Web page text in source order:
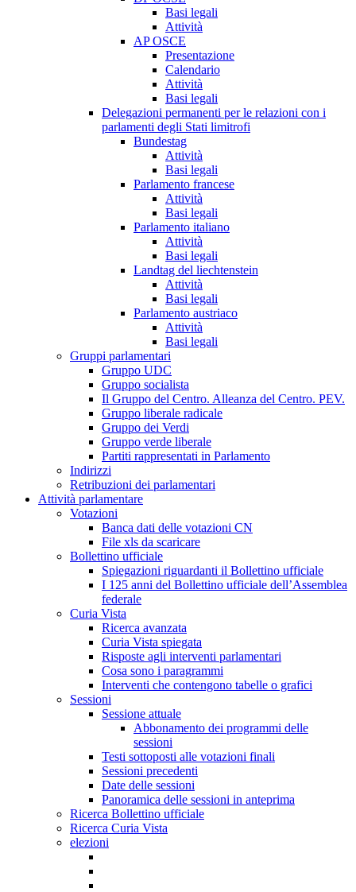
Basi legali
Attività
AP OSCE
Presentazione
Calendario
Attività
Basi legali
Delegazioni permanenti per le relazioni con i
parlamenti degli Stati limitrofi
Bundestag
Attività
Basi legali
Parlamento francese
Attività
Basi legali
Parlamento italiano
Attività
Basi legali
Landtag del liechtenstein
Attività
Basi legali
Parlamento austriaco
Attività
Basi legali
Gruppi parlamentari
Gruppo UDC
Gruppo socialista
Il Gruppo del Centro. Alleanza del Centro. PEV.
Gruppo liberale radicale
Gruppo dei Verdi
Gruppo verde liberale
Partiti rappresentati in Parlamento
Indirizzi
Retribuzioni dei parlamentari
Attività parlamentare
Votazioni
Banca dati delle votazioni CN
File xls da scaricare
Bollettino ufficiale
Spiegazioni riguardanti il Bollettino ufficiale
I 125 anni del Bollettino ufficiale dell’Assemblea
federale
Curia Vista
Ricerca avanzata
Curia Vista spiegata
Risposte agli interventi parlamentari
Cosa sono i paragrammi
Interventi che contengono tabelle o grafici
Sessioni
Sessione attuale
Abbonamento dei programmi delle
sessioni
Testi sottoposti alle votazioni finali
Sessioni precedenti
Date delle sessioni
Panoramica delle sessioni in anteprima
Ricerca Bollettino ufficiale
Ricerca Curia Vista
elezioni